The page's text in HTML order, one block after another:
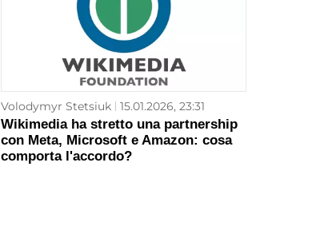
Volodymyr Stetsiuk 15.01.2026, 23:31
Wikimedia ha stretto una partnership
con Meta, Microsoft e Amazon: cosa
comporta l'accordo?